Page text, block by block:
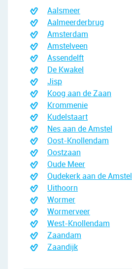
Aalsmeer
Aalmeerderbrug
Amsterdam
Amstelveen
Assendelft
De Kwakel
Jisp
Koog aan de Zaan
Krommenie
Kudelstaart
Nes aan de Amstel
Oost-Knollendam
Oostzaan
Oude Meer
Oudekerk aan de Amstel
Uithoorn
Wormer
Wormerveer
West-Knollendam
Zaandam
Zaandijk